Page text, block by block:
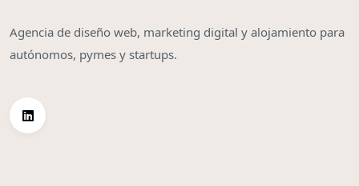
Agencia de diseño web, marketing digital y alojamiento para
autónomos, pymes y startups.